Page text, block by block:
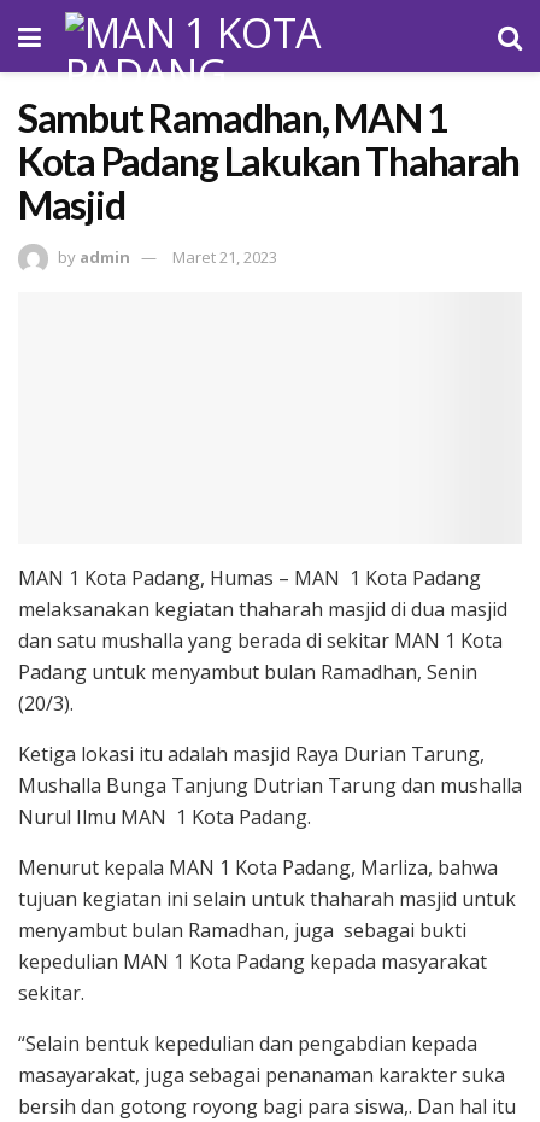
Sambut Ramadhan, MAN 1
Kota Padang Lakukan Thaharah
Masjid
by admin Maret 21, 2023
MAN 1 Kota Padang, Humas – MAN 1 Kota Padang
melaksanakan kegiatan thaharah masjid di dua masjid
dan satu mushalla yang berada di sekitar MAN 1 Kota
Padang untuk menyambut bulan Ramadhan, Senin
(20/3).
Ketiga lokasi itu adalah masjid Raya Durian Tarung,
Mushalla Bunga Tanjung Dutrian Tarung dan mushalla
Nurul Ilmu MAN 1 Kota Padang.
Menurut kepala MAN 1 Kota Padang, Marliza, bahwa
tujuan kegiatan ini selain untuk thaharah masjid untuk
menyambut bulan Ramadhan, juga sebagai bukti
kepedulian MAN 1 Kota Padang kepada masyarakat
sekitar.
“Selain bentuk kepedulian dan pengabdian kepada
masayarakat, juga sebagai penanaman karakter suka
bersih dan gotong royong bagi para siswa,. Dan hal itu